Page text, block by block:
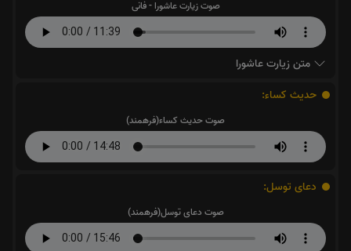
صوت زیارت عاشورا - فانی
متن زیارت عاشورا
حدیث کساء:
صوت حدیث کساء(فرهمند)
دعای توسل:
صوت دعای توسل(فرهمند)